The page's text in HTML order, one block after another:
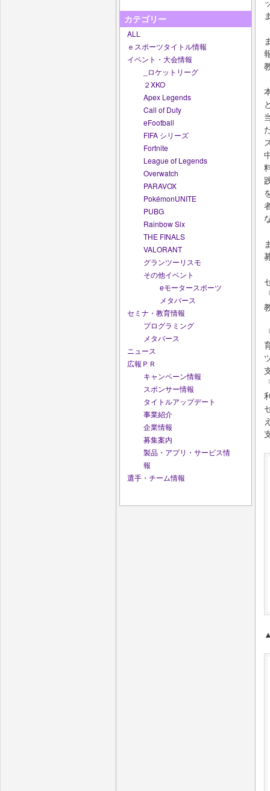
カテゴリー
ALL
ｅスポーツタイトル情報
イベント・大会情報
_ロケットリーグ
２XKO
Apex Legends
Call of Duty
eFootball
FIFA シリーズ
Fortnite
League of Legends
Overwatch
PARAVOX
PokémonUNITE
PUBG
Rainbow Six
THE FINALS
VALORANT
グランツーリスモ
その他イベント
eモータースポーツ
メタバース
セミナ・教育情報
プログラミング
メタバース
ニュース
広報ＰＲ
キャンペーン情報
スポンサー情報
タイトルアップデート
事業紹介
企業情報
募集案内
製品・アプリ・サービス情
報
選手・チーム情報